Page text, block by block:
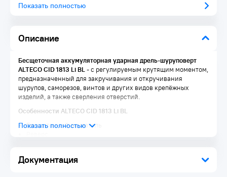
Описание
Документация
Показать полностью
Бесщеточная аккумуляторная ударная дрель-шуруповерт
ALTECO CID 1813 Li BL- с регулируемым крутящим моментом,
предназначенный для закручивания и откручивания
шурупов, саморезов, винтов и других видов крепёжных
изделий, а также сверления отверстий.
Особенности ALTECO CID 1813 Li BL
Бесщеточный двигатель
Подсветка